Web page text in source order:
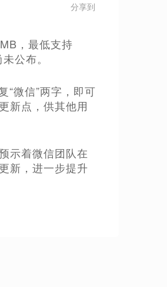
分享到
，最低支持
公布。
“微信”两字，即可
新点，供其他用
示着微信团队在
新，进一步提升